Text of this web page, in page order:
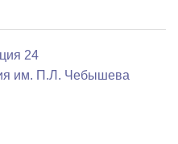
24
им. П.Л. Чебышева